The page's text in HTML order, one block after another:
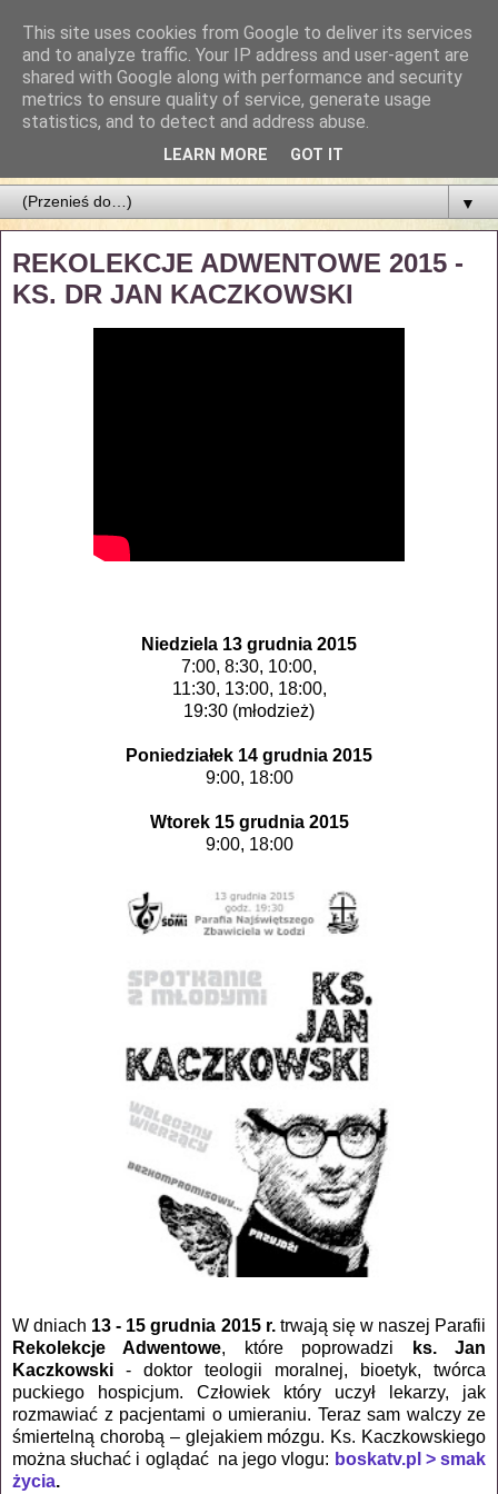
Parafia Najświętszego
Zbawiciela
PARAFIA NAJŚWIĘTSZEGO ZBAWICIELA W ŁODZI
▼
REKOLEKCJE ADWENTOWE 2015 -
KS. DR JAN KACZKOWSKI
Niedziela 13 grudnia 2015
7:00, 8:30, 10:00,
11:30, 13:00, 18:00,
19:30 (młodzież)
Poniedziałek 14 grudnia 2015
9:00, 18:00
Wtorek 15 grudnia 2015
9:00, 18:00
W dniach 13 - 15 grudnia 2015 r.trwają się w naszej Parafii
Rekolekcje Adwentowe, które poprowadzi
ks. Jan
Kaczkowski - doktor teologii moralnej, bioetyk, twórca
puckiego hospicjum. Człowiek który uczył lekarzy, jak
rozmawiać z pacjentami o umieraniu. Teraz sam walczy ze
śmiertelną chorobą – glejakiem mózgu. Ks. Kaczkowskiego
można słuchać i oglądać na jego vlogu: boskatv.pl > smak
życia.
This site uses cookies from Google to deliver its services
and to analyze traffic. Your IP address and user-agent are
shared with Google along with performance and security
metrics to ensure quality of service, generate usage
statistics, and to detect and address abuse.
LEARN MORE GOT IT